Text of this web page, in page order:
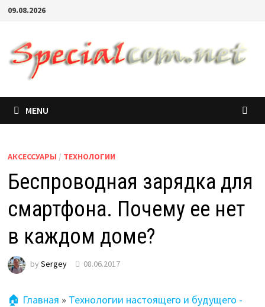
09.08.2026
MENU
АКСЕССУАРЫ / ТЕХНОЛОГИИ
Беспроводная зарядка для
смартфона. Почему ее нет
в каждом доме?
by Sergey 08.06.2017
🏠 Главная » Технологии настоящего и будущего -